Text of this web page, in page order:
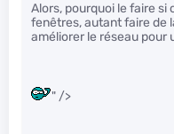
Alors, pourquoi le faire si
fenêtres, autant faire de
améliorer le réseau pour
" />